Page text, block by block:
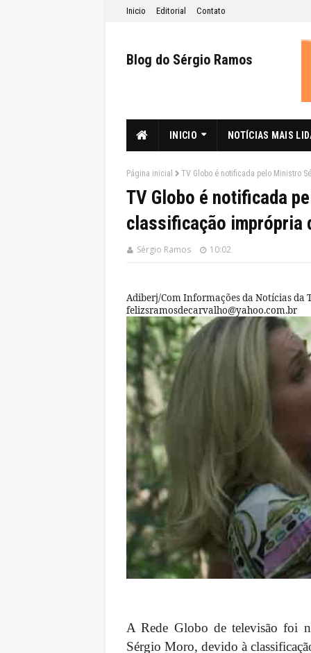
Inicio Editorial Contato
Blog do Sérgio Ramos
INICIO NOTÍCIAS MAIS
Página inicial TV Globo é notificada pelo Ministro
TV Globo é notificada
classificação imprópria
Sérgio Ramos 10:02
Adiberj/Com Informações da Notícias da
felizsramosdecarvalho@yahoo.com.br
A Rede Globo de televisão foi
Sérgio Moro, devido à